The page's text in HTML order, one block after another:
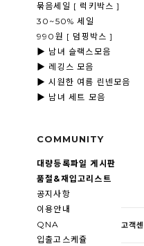
묶음세일 [ 럭키박스 ]
30~50% 세일
990원 [ 덤핑박스 ]
▶ 남녀 슬랙스모음
▶ 레깅스 모음
▶ 시원한 여름 린넨모음
▶ 남녀 세트 모음
COMMUNITY
대량등록파일 게시판
품절&재입고리스트
공지사항
이용안내
QNA
입출고스케쥴
고객